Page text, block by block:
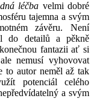
léčba velmi dobré
tajemna a svým
závěru. Není
do detailů a pěkně
fantazii ať si
nemusí vyhovovat
to autor neměl až tak
potenciál celého
a svým